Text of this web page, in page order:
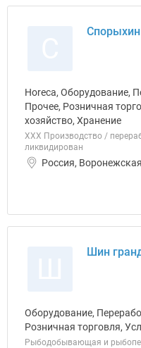
Horeca, Оборудование,
Прочее, Розничная
хозяйство, Хранение
ХХХ Производство /
ликвидирован
Россия,
Шин
Оборудование,
Розничная торговля,
Рыбодобывающая и